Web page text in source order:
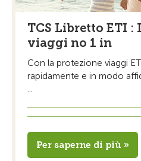
TCS Libretto ETI :
viaggi no 1 in
Con la protezione viaggi
rapidamente e in modo
...
Per saperne di più »